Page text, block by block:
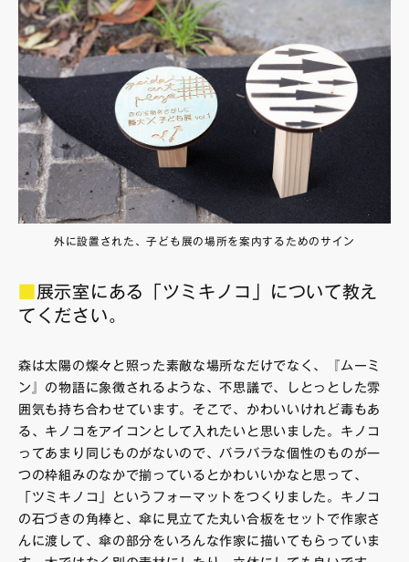
外に設置された、子ども展の場所を案内するためのサイン
展示室にある「ツミキノコ」について教え
てください。
森は太陽の燦々と照った素敵な場所なだけでなく、『ムーミ
ン』の物語に象徴されるような、不思議で、しとっとした雰
囲気も持ち合わせています。そこで、かわいいけれど毒もあ
る、キノコをアイコンとして入れたいと思いました。キノコ
ってあまり同じものがないので、バラバラな個性のものが一
つの枠組みのなかで揃っているとかわいいかなと思って、
「ツミキノコ」というフォーマットをつくりました。キノコ
の石づきの角棒と、傘に見立てた丸い合板をセットで作家さ
んに渡して、傘の部分をいろんな作家に描いてもらっていま